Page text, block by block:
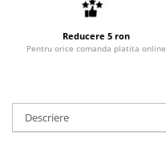
Reducere 5 ron
Pentru orice comanda platita online
Descriere